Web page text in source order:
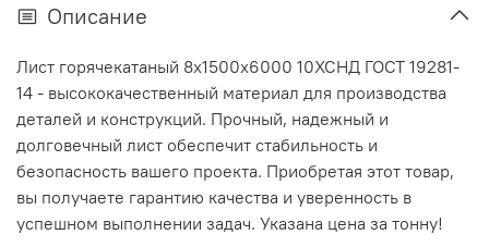
Описание
Лист горячекатаный 8х1500х6000 10ХСНД ГОСТ 19281-
14 - высококачественный материал для производства
деталей и конструкций. Прочный, надежный и
долговечный лист обеспечит стабильность и
безопасность вашего проекта. Приобретая этот товар,
вы получаете гарантию качества и уверенность в
успешном выполнении задач. Указана цена за тонну!